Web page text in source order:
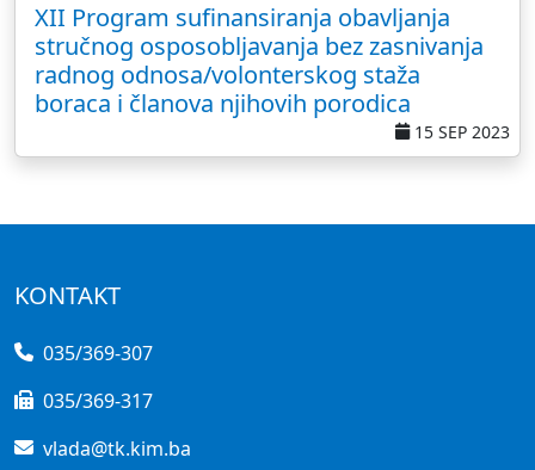
XII Program sufinansiranja obavljanja
stručnog osposobljavanja bez zasnivanja
radnog odnosa/volonterskog staža
boraca i članova njihovih porodica
15 SEP 2023
KONTAKT
035/369-307
035/369-317
vlada@tk.kim.ba